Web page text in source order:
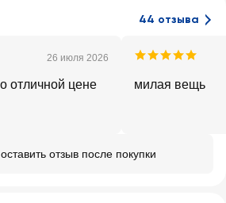
44 отзыва
26 июля 2026
отличной цене милая вещь
отзыв после покупки